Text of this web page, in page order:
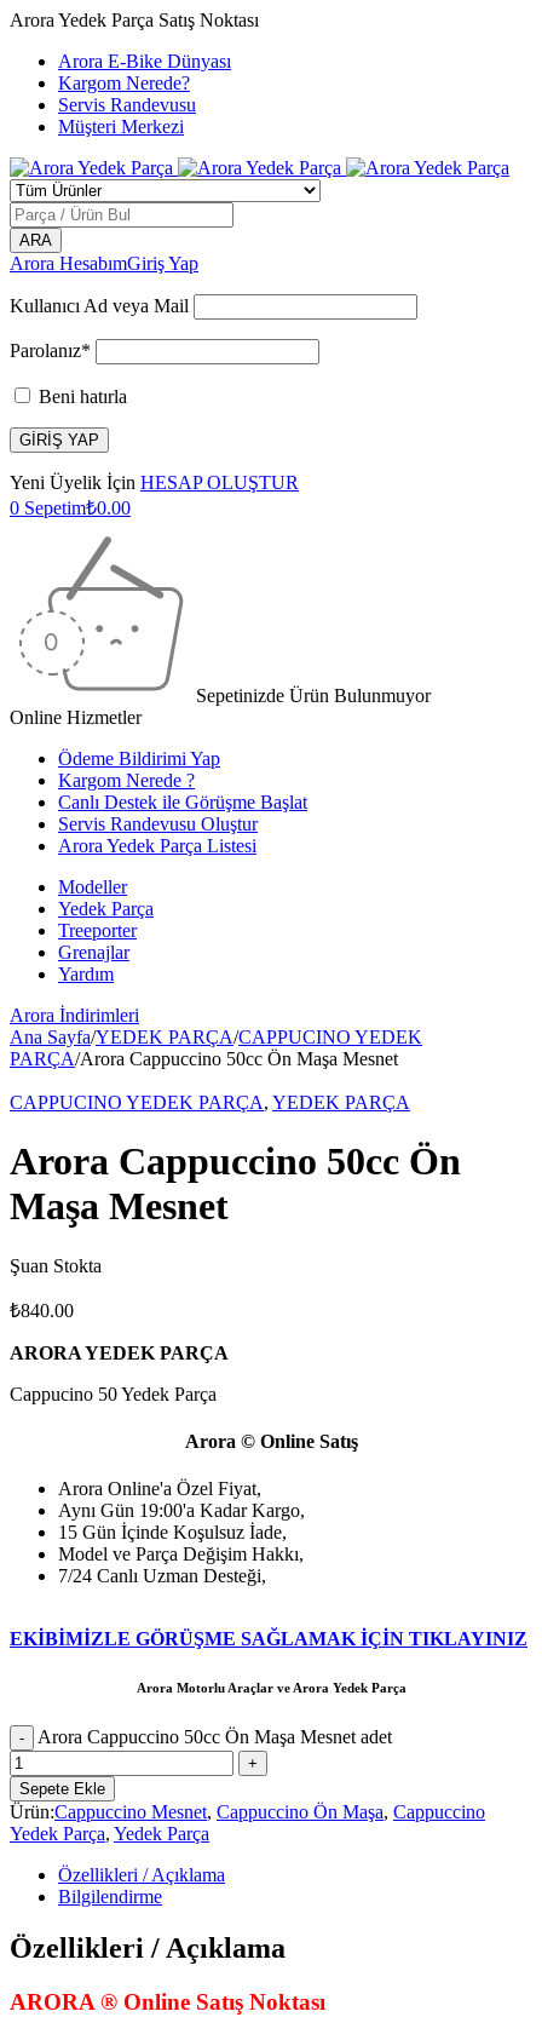
Arora Yedek Parça Satış Noktası
Arora E-Bike Dünyası
Kargom Nerede?
Servis Randevusu
Müşteri Merkezi
Arora HesabımGiriş Yap
Kullanıcı Ad veya Mail
Parolanız*
Beni hatırla
Yeni Üyelik İçin HESAP OLUŞTUR
0 Sepetim₺0.00
Sepetinizde Ürün Bulunmuyor
Online Hizmetler
Ödeme Bildirimi Yap
Kargom Nerede ?
Canlı Destek ile Görüşme Başlat
Servis Randevusu Oluştur
Arora Yedek Parça Listesi
Modeller
Yedek Parça
Treeporter
Grenajlar
Yardım
Arora İndirimleri
Ana Sayfa/YEDEK PARÇA/CAPPUCINO YEDEK
PARÇA/Arora Cappuccino 50cc Ön Maşa Mesnet
CAPPUCINO YEDEK PARÇA, YEDEK PARÇA
Arora Cappuccino 50cc Ön
Maşa Mesnet
Şuan Stokta
₺840.00
ARORA YEDEK PARÇA
Cappucino 50 Yedek Parça
Arora © Online Satış
Arora Online'a Özel Fiyat,
Aynı Gün 19:00'a Kadar Kargo,
15 Gün İçinde Koşulsuz İade,
Model ve Parça Değişim Hakkı,
7/24 Canlı Uzman Desteği,
EKİBİMİZLE GÖRÜŞME SAĞLAMAK İÇİN TIKLAYINIZ
Arora Motorlu Araçlar ve Arora Yedek Parça
Arora Cappuccino 50cc Ön Maşa Mesnet adet
Sepete Ekle
Ürün:Cappuccino Mesnet, Cappuccino Ön Maşa, Cappuccino
Yedek Parça, Yedek Parça
Özellikleri / Açıklama
Bilgilendirme
Özellikleri / Açıklama
ARORA ® Online Satış Noktası